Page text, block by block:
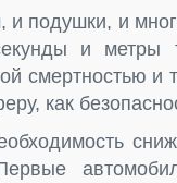
и подушки, и
и метры
смертностью
как